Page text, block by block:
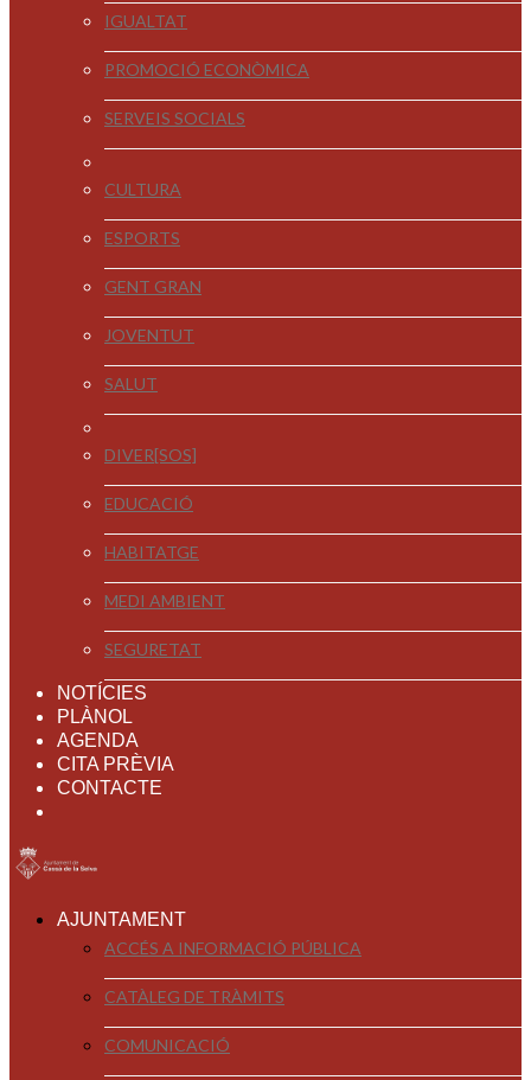
IGUALTAT
PROMOCIÓ ECONÒMICA
SERVEIS SOCIALS
CULTURA
ESPORTS
GENT GRAN
JOVENTUT
SALUT
DIVER[SOS]
EDUCACIÓ
HABITATGE
MEDI AMBIENT
SEGURETAT
NOTÍCIES
PLÀNOL
AGENDA
CITA PRÈVIA
CONTACTE
AJUNTAMENT
ACCÉS A INFORMACIÓ PÚBLICA
CATÀLEG DE TRÀMITS
COMUNICACIÓ